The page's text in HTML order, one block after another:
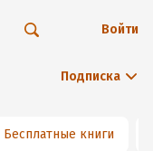
Подписка
Войти
Бесплатные книги